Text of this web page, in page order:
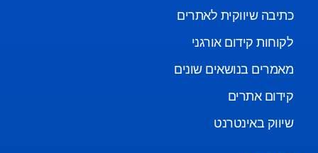
כתיבה שיווקית לאתרים
לקוחות קידום אורגני
מאמרים בנושאים שונים
קידום אתרים
שיווק באינטרנט